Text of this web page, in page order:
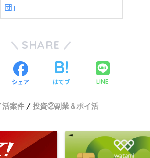
団」
SHARE
シェア はてブ LINE
活案件 投資②副業＆ポイ活